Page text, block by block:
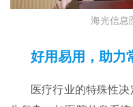
海光信息
好用易用，助力
医疗行业的特殊性